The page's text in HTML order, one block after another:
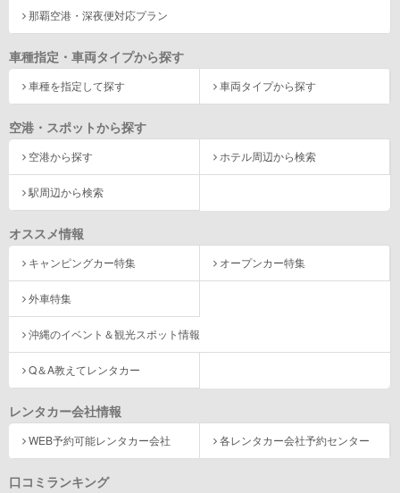
那覇空港・深夜便対応プラン
車種指定・車両タイプから探す
車種を指定して探す 車両タイプから探す
空港・スポットから探す
空港から探す ホテル周辺から検索
駅周辺から検索
オススメ情報
キャンピングカー特集 オープンカー特集
外車特集
沖縄のイベント＆観光スポット情報
Q＆A教えてレンタカー
レンタカー会社情報
WEB予約可能レンタカー会社 各レンタカー会社予約センター
口コミランキング